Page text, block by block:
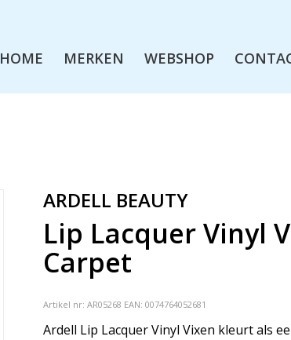
HOME MERKEN WEBSHOP
ARDELL BEAUTY
Lip Lacquer Vinyl
Carpet
Artikel nr: AR05268 EAN: 0074764052681
Ardell Lip Lacquer Vinyl Vixen kleurt als